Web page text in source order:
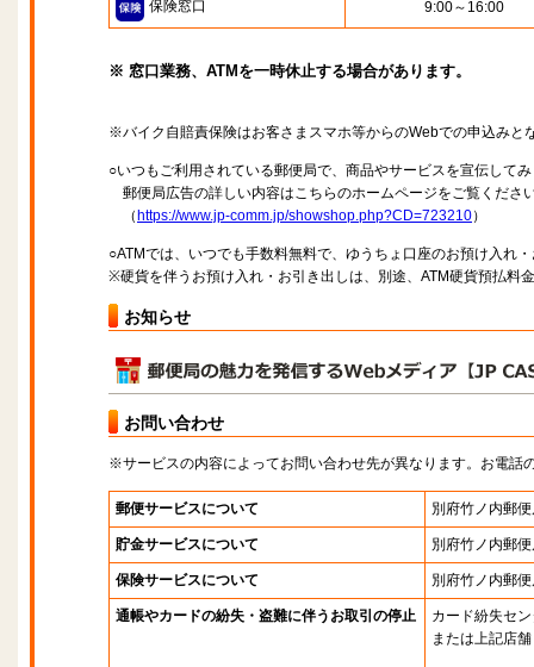
保険窓口 9:00～16:00
※ 窓口業務、ATMを一時休止する場合があります。
※バイク自賠責保険はお客さまスマホ等からのWebでの申込みと
○いつもご利用されている郵便局で、商品やサービスを宣伝して
郵便局広告の詳しい内容はこちらのホームページをご覧くださ
（ https://www.jp-comm.jp/showshop.php?CD=723210）
○ATMでは、いつでも手数料無料で、ゆうちょ口座のお預け入れ
※硬貨を伴うお預け入れ・お引き出しは、別途、ATM硬貨預払料
お知らせ
お問い合わせ
※サービスの内容によってお問い合わせ先が異なります。お電話
郵便サービスについて 別府竹ノ内郵
貯金サービスについて 別府竹ノ内郵
保険サービスについて 別府竹ノ内郵
通帳やカードの紛失・盗難に伴うお取引の停止
カード紛失セ
または上記店舗